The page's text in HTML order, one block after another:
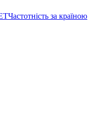
Частотність за країною